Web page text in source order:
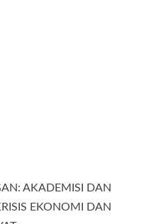
AKADEMISI DAN
EKONOMI DAN